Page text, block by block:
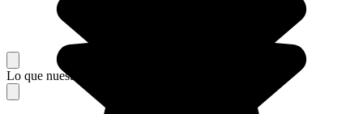
Lo que nuestros viajeros piensan de su estancia